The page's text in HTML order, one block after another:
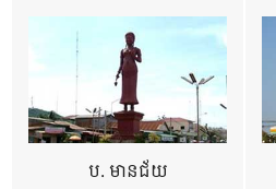
ប. មានជ័យ